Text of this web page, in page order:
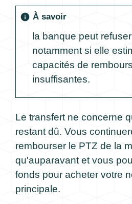
info À savoir
la banque peut
notamment si elle
capacités de
insuffisantes.
Le transfert ne concerne
restant dû. Vous
rembourser le PTZ de la
qu'auparavant et vous
fonds pour acheter votre
principale.